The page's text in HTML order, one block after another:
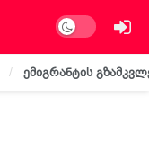
Dark mode
ემიგრანტის